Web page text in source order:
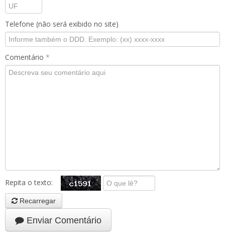
Telefone (não será exibido no site)
Comentário *
Repita o texto:
Recarregar
Enviar Comentário